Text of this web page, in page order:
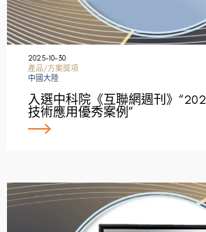
2025-10-30
產品/方案獎項
中國大陸
入選中科院《互聯網週刊》
技術應用優秀案例”